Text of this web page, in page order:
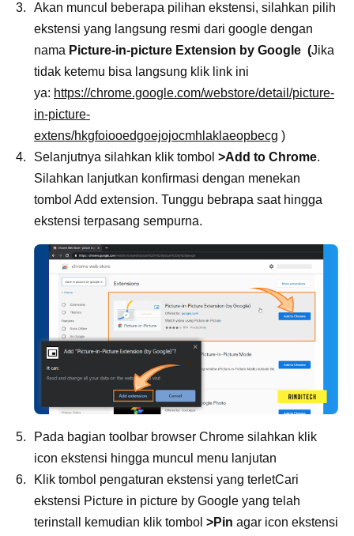
Akan muncul beberapa pilihan ekstensi, silahkan pilih
ekstensi yang langsung resmi dari google dengan
nama Picture-in-picture Extension by Google (Jika
tidak ketemu bisa langsung klik link ini
ya: https://chrome.google.com/webstore/detail/picture-
in-picture-
extens/hkgfoiooedgoejojocmhlaklaeopbecg )
Selanjutnya silahkan klik tombol >Add to Chrome.
Silahkan lanjutkan konfirmasi dengan menekan
tombol Add extension. Tunggu bebrapa saat hingga
ekstensi terpasang sempurna.
Pada bagian toolbar browser Chrome silahkan klik
icon ekstensi hingga muncul menu lanjutan
Klik tombol pengaturan ekstensi yang terletCari
ekstensi Picture in picture by Google yang telah
terinstall kemudian klik tombol >Pin agar icon ekstensi